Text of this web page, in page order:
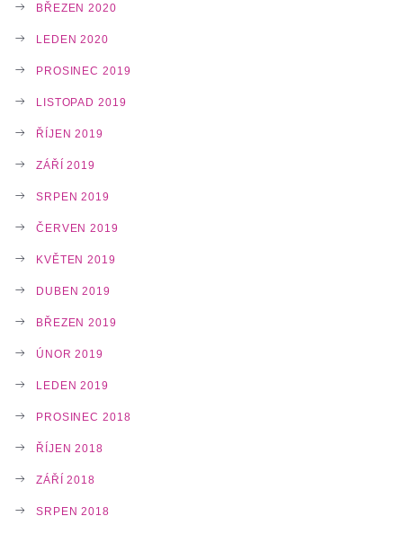
BŘEZEN 2020
LEDEN 2020
PROSINEC 2019
LISTOPAD 2019
ŘÍJEN 2019
ZÁŘÍ 2019
SRPEN 2019
ČERVEN 2019
KVĚTEN 2019
DUBEN 2019
BŘEZEN 2019
ÚNOR 2019
LEDEN 2019
PROSINEC 2018
ŘÍJEN 2018
ZÁŘÍ 2018
SRPEN 2018